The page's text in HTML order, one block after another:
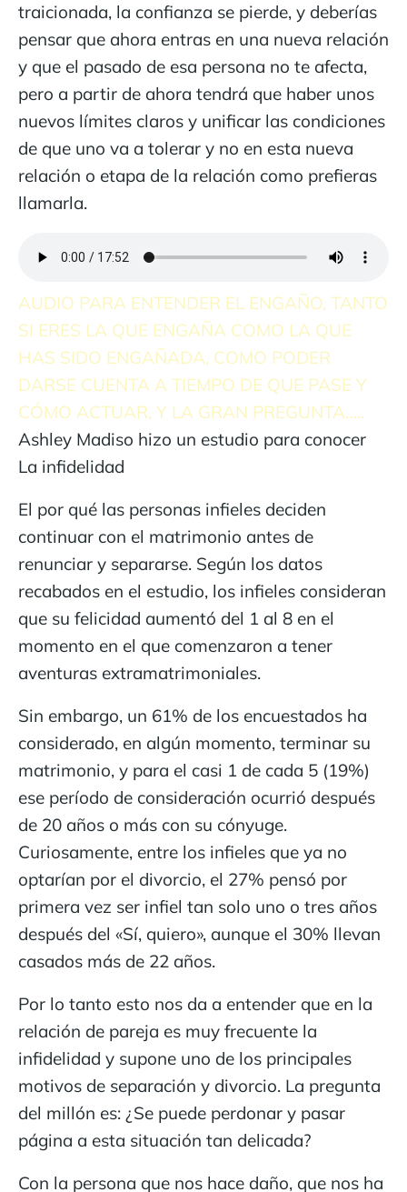
traicionada, la confianza se pierde, y deberías
pensar que ahora entras en una nueva relación
y que el pasado de esa persona no te afecta,
pero a partir de ahora tendrá que haber unos
nuevos límites claros y unificar las condiciones
de que uno va a tolerar y no en esta nueva
relación o etapa de la relación como prefieras
llamarla.
AUDIO PARA ENTENDER EL ENGAÑO, TANTO
SI ERES LA QUE ENGAÑA COMO LA QUE
HAS SIDO ENGAÑADA, COMO PODER
DARSE CUENTA A TIEMPO DE QUE PASE Y
CÓMO ACTUAR, Y LA GRAN PREGUNTA…..
Ashley Madiso hizo un estudio para conocer
La infidelidad
El por qué las personas infieles deciden
continuar con el matrimonio antes de
renunciar y separarse. Según los datos
recabados en el estudio, los infieles consideran
que su felicidad aumentó del 1 al 8 en el
momento en el que comenzaron a tener
aventuras extramatrimoniales.
Sin embargo, un 61% de los encuestados ha
considerado, en algún momento, terminar su
matrimonio, y para el casi 1 de cada 5 (19%)
ese período de consideración ocurrió después
de 20 años o más con su cónyuge.
Curiosamente, entre los infieles que ya no
optarían por el divorcio, el 27% pensó por
primera vez ser infiel tan solo uno o tres años
después del «Sí, quiero», aunque el 30% llevan
casados ​​más de 22 años.
Por lo tanto esto nos da a entender que en la
relación de pareja es muy frecuente la
infidelidad y supone uno de los principales
motivos de separación y divorcio. La pregunta
del millón es: ¿Se puede perdonar y pasar
página a esta situación tan delicada?
Con la persona que nos hace daño, que nos ha